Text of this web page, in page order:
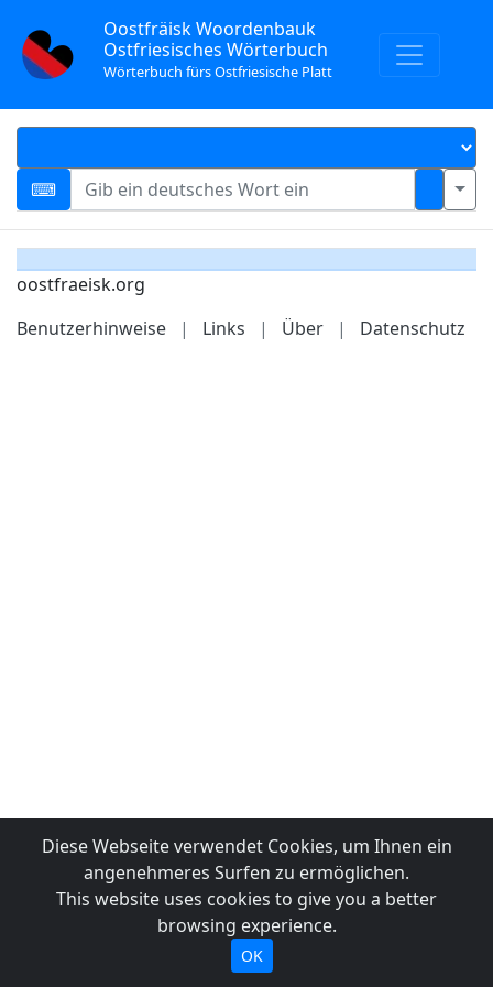
Oostfräisk Woordenbauk
Ostfriesisches Wörterbuch
Wörterbuch fürs Ostfriesische Platt
oostfraeisk.org
Benutzerhinweise
| Links | Über | Datenschutz
Diese Webseite verwendet Cookies, um Ihnen ein
angenehmeres Surfen zu ermöglichen.
This website uses cookies to give you a better
browsing experience.
OK